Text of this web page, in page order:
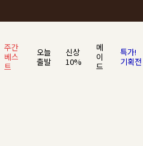
주간
베스
트
오늘
출발
신상
10%
메
이
드
특가!
기획전